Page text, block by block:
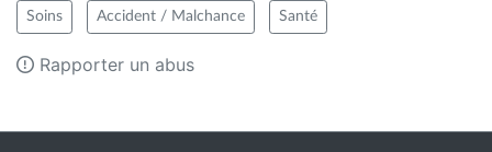
Soins Accident / Malchance Santé
Rapporter un abus